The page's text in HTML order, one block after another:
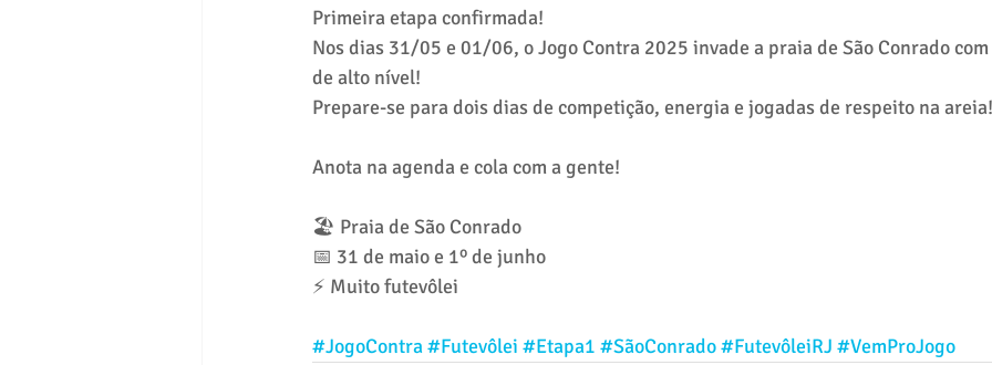
Primeira etapa confirmada!
Nos dias 31/05 e 01/06, o Jogo Contra 2025 invade a praia de São Conrado
de alto nível!
Prepare-se para dois dias de competição, energia e jogadas de respeito na areia!
Anota na agenda e cola com a gente!
🏖 Praia de São Conrado
📅 31 de maio e 1º de junho
⚡ Muito futevôlei
#JogoContra#Futevôlei #Etapa1 #SãoConrado#FutevôleiRJ #VemProJogo